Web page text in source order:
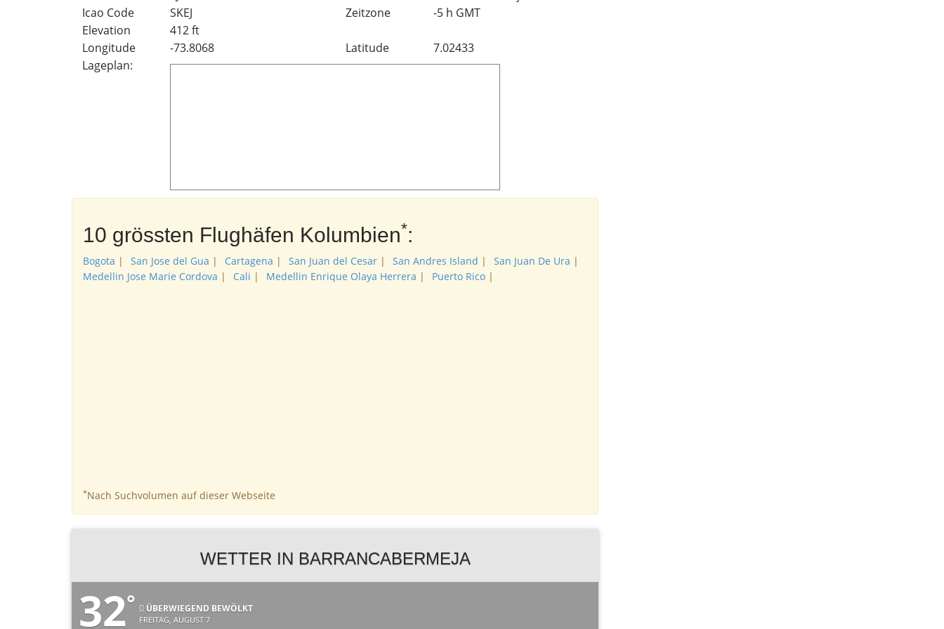
Icao Code
SKEJ Zeitzone
-5 h GMT
Elevation
412 ft
Longitude
-73.8068 Latitude
7.02433
Lageplan:
10 grössten Flughäfen Kolumbien*:
Bogota | San Jose del Gua | Cartagena | San Juan del Cesar | San Andres Island | San Juan De Ura |
Medellin Jose Marie Cordova | Cali | Medellin Enrique Olaya Herrera | Puerto Rico |
*Nach Suchvolumen auf dieser Webseite
WETTER IN BARRANCABERMEJA
32° ÜBERWIEGEND BEWÖLKT
FREITAG, AUGUST 7